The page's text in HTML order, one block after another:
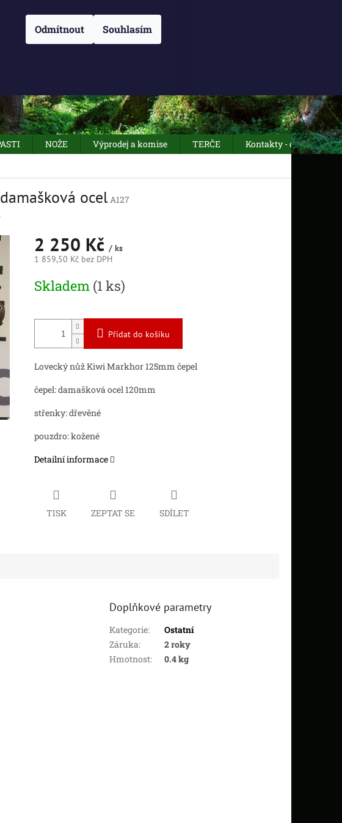
Odmítnout Souhlasím
NOŽE Výprodej a komise TERČE
Kontakty - otevírací
ocelA127
2 250 Kč / ks
1 859,50 Kč bez DPH
cena:
Skladem (1 ks)
Přidat do košíku
Lovecký nůž Kiwi Markhor 125mm čepel
čepel: damašková ocel 120mm
střenky: dřevěné
pouzdro: kožené
Detailní informace
TISK ZEPTAT SE SDÍLET
Doplňkové parametry
Kategorie:
Ostatní
Záruka:
2 roky
Hmotnost: 0.4 kg